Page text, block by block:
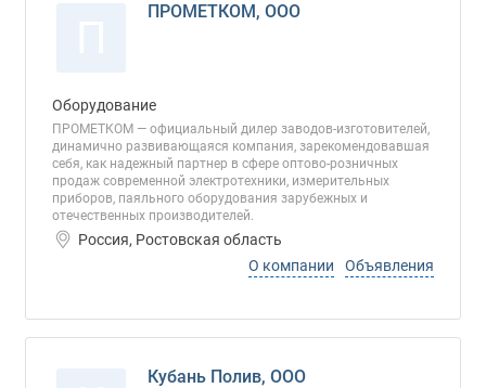
ПРОМЕТКОМ, ООО
Оборудование
ПРОМЕТКОМ — официальный дилер заводов-изготовителей,
динамично развивающаяся компания, зарекомендовавшая
себя, как надежный партнер в сфере оптово-розничных
продаж современной электротехники, измерительных
приборов, паяльного оборудования зарубежных и
отечественных производителей.
Россия, Ростовская область
О компании
Объявления
Кубань Полив, ООО